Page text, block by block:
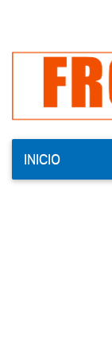
INICIO